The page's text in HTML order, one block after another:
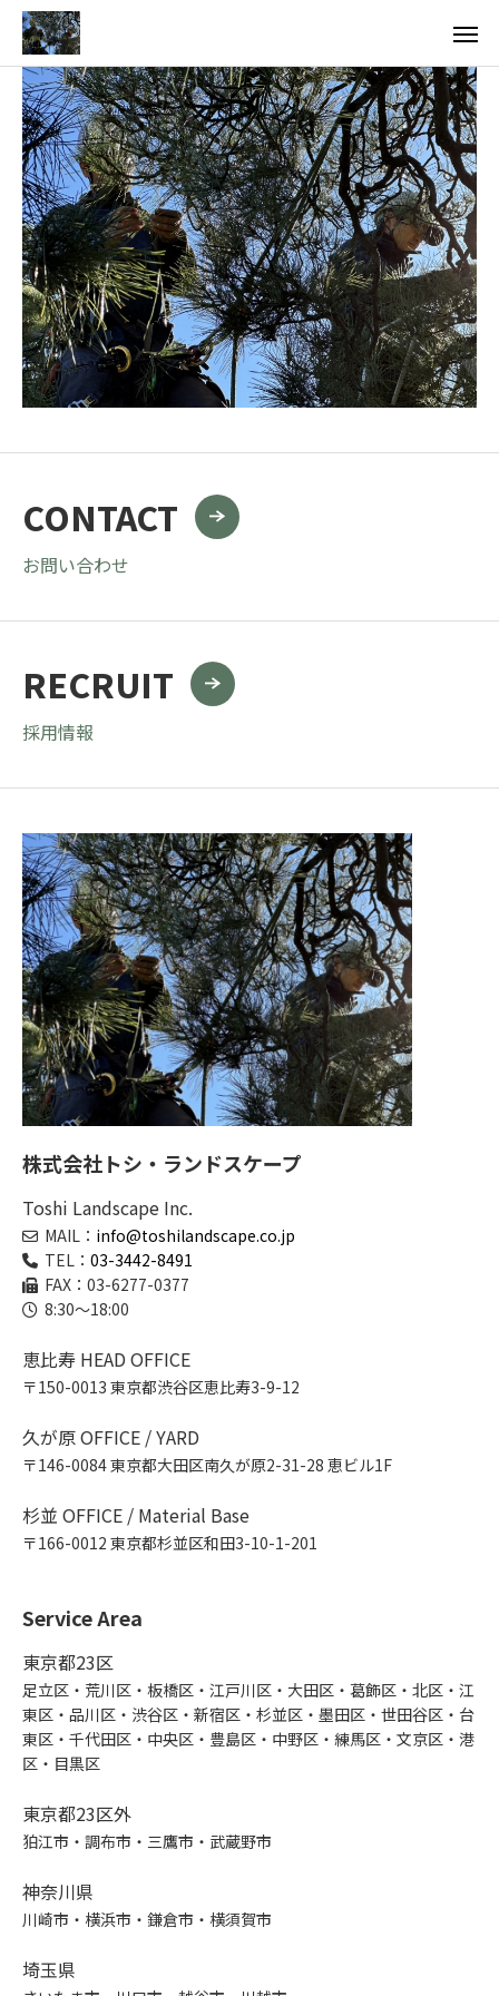
CONTACT
お問い合わせ
RECRUIT
採用情報
株式会社トシ・ランドスケープ
Toshi Landscape Inc.
MAIL： info@toshilandscape.co.jp
TEL： 03-3442-8491
FAX：03-6277-0377
8:30～18:00
恵比寿 HEAD OFFICE
〒150-0013 東京都渋谷区恵比寿3-9-12
久が原 OFFICE / YARD
〒146-0084 東京都大田区南久が原2-31-28 恵ビル1F
杉並 OFFICE / Material Base
〒166-0012 東京都杉並区和田3-10-1-201
Service Area
東京都23区
足立区・荒川区・板橋区・江戸川区・大田区・葛飾区・北区・江
東区・品川区・渋谷区・新宿区・杉並区・墨田区・世田谷区・台
東区・千代田区・中央区・豊島区・中野区・練馬区・文京区・港
区・目黒区
東京都23区外
狛江市・調布市・三鷹市・武蔵野市
神奈川県
川崎市・横浜市・鎌倉市・横須賀市
埼玉県